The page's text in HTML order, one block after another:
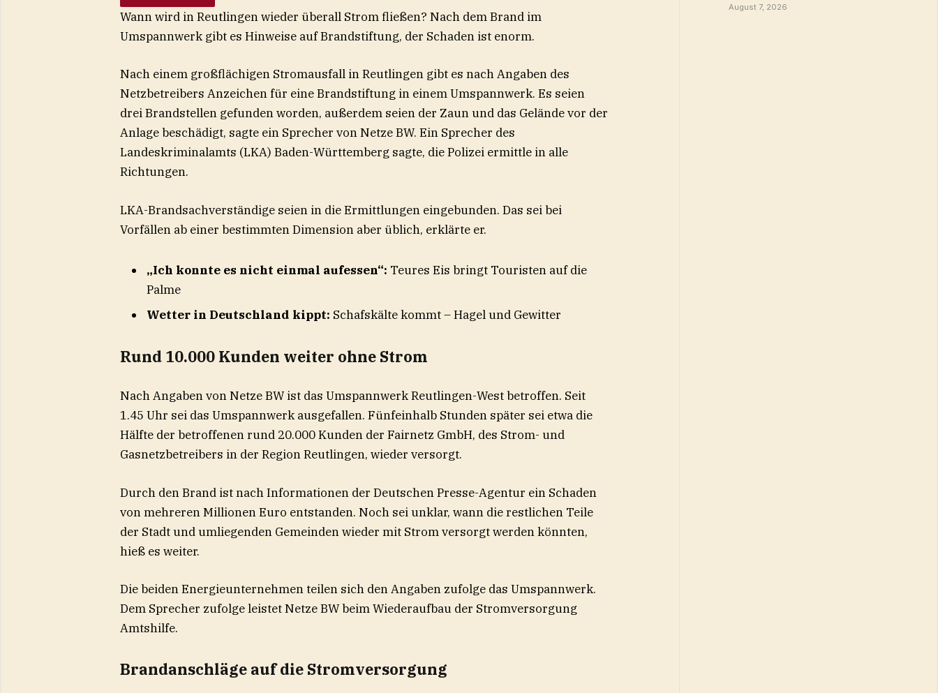
Wann wird in Reutlingen wieder überall Strom fließen? Nach dem Brand im
Umspannwerk gibt es Hinweise auf Brandstiftung, der Schaden ist enorm.
Nach einem großflächigen Stromausfall in Reutlingen gibt es nach Angaben des
Netzbetreibers Anzeichen für eine Brandstiftung in einem Umspannwerk. Es seien
drei Brandstellen gefunden worden, außerdem seien der Zaun und das Gelände vor der
Anlage beschädigt, sagte ein Sprecher von Netze BW. Ein Sprecher des
Landeskriminalamts (LKA) Baden-Württemberg sagte, die Polizei ermittle in alle
Richtungen.
LKA-Brandsachverständige seien in die Ermittlungen eingebunden. Das sei bei
Vorfällen ab einer bestimmten Dimension aber üblich, erklärte er.
„Ich konnte es nicht einmal aufessen“: Teures Eis bringt Touristen auf die
Palme
Wetter in Deutschland kippt: Schafskälte kommt – Hagel und Gewitter
Rund 10.000 Kunden weiter ohne Strom
Nach Angaben von Netze BW ist das Umspannwerk Reutlingen-West betroffen. Seit
1.45 Uhr sei das Umspannwerk ausgefallen. Fünfeinhalb Stunden später sei etwa die
Hälfte der betroffenen rund 20.000 Kunden der Fairnetz GmbH, des Strom- und
Gasnetzbetreibers in der Region Reutlingen, wieder versorgt.
Durch den Brand ist nach Informationen der Deutschen Presse-Agentur ein Schaden
von mehreren Millionen Euro entstanden. Noch sei unklar, wann die restlichen Teile
der Stadt und umliegenden Gemeinden wieder mit Strom versorgt werden könnten,
hieß es weiter.
Die beiden Energieunternehmen teilen sich den Angaben zufolge das Umspannwerk.
Dem Sprecher zufolge leistet Netze BW beim Wiederaufbau der Stromversorgung
Amtshilfe.
Brandanschläge auf die Stromversorgung
August 7, 2026